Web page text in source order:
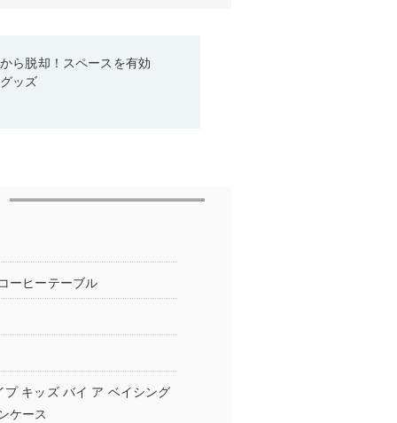
ら脱却！スペースを有効
ッズ
ーヒーテーブル
キッズ バイ ア ベイシング
ケース